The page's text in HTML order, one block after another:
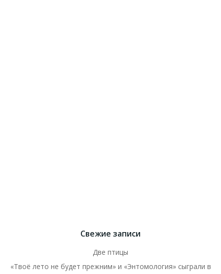
Свежие записи
Две птицы
«Твоё лето не будет прежним» и «Энтомология» сыграли в